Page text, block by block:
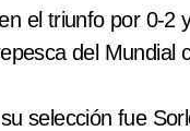
el triunfo por 0-2
del Mundial
selección fue